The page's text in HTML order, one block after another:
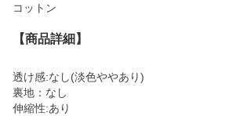
コットン
【商品詳細】
透け感:なし(淡色ややあり)
裏地：なし
伸縮性:あり